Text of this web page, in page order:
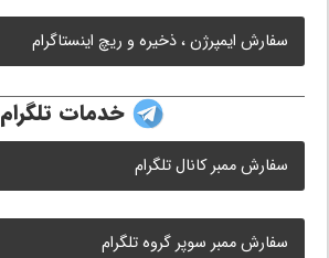
سفارش ایمپرژن ، ذخیره و ریچ اینستاگرام
خدمات تلگرام
سفارش ممبر کانال تلگرام
سفارش ممبر سوپر گروه تلگرام